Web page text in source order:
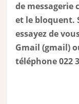
de messagerie
et le bloquent.
essayez de
Gmail (gmail)
téléphone 022